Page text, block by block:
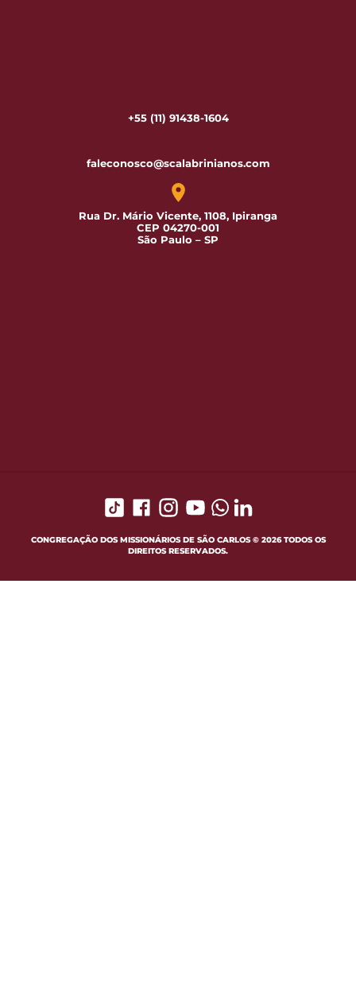
+55 (11) 91438-1604
faleconosco@scalabrinianos.com
Rua Dr. Mário Vicente, 1108, Ipiranga
CEP 04270-001
São Paulo – SP
CONGREGAÇÃO DOS MISSIONÁRIOS DE SÃO CARLOS © 2026 TODOS OS
DIREITOS RESERVADOS.